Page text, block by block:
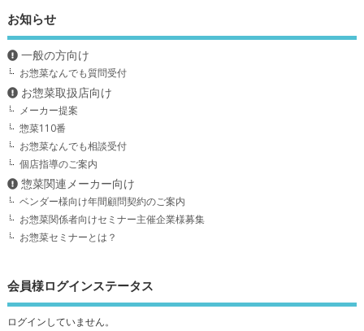
お知らせ
一般の方向け
お惣菜なんでも質問受付
お惣菜取扱店向け
メーカー提案
惣菜110番
お惣菜なんでも相談受付
個店指導のご案内
惣菜関連メーカー向け
ベンダー様向け年間顧問契約のご案内
お惣菜関係者向けセミナー主催企業様募集
お惣菜セミナーとは？
会員様ログインステータス
ログインしていません。